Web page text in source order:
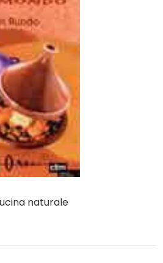
naturale